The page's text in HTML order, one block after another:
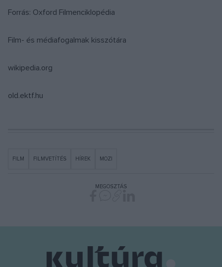
Forrás: Oxford Filmenciklopédia
Film- és médiafogalmak kisszótára
wikipedia.org
old.ektf.hu
FILM FILMVETÍTÉS HÍREK MOZI
MEGOSZTÁS